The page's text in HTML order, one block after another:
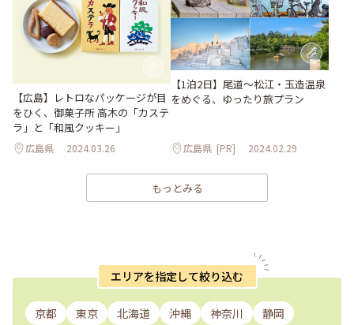
【広島】レトロなパッケージが目
をひく、御菓子所 高木の「カステ
ラ」と「和風クッキー」
広島県 2024.03.26
【1泊2日】尾道～松江・玉造温泉
をめぐる、ゆったり旅プラン
広島県 [PR] 2024.02.29
もっとみる
エリアを指定して絞り込む
京都 東京 北海道 沖縄 神奈川
静岡